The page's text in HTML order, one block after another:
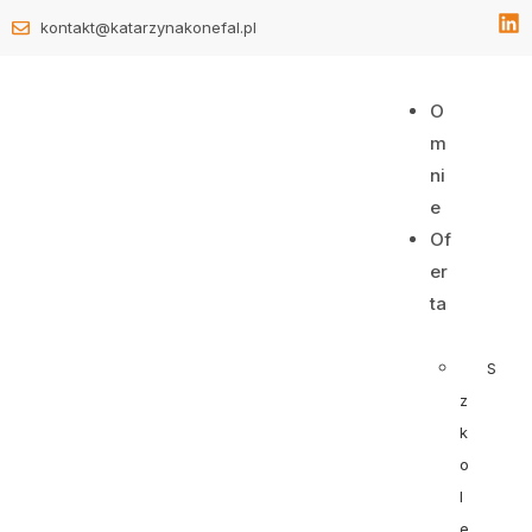
kontakt@katarzynakonefal.pl
O
m
ni
e
Of
er
ta
S
z
k
o
l